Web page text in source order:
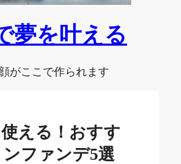
夢を叶える
がここで作られます
える！おすす
ファンデ5選